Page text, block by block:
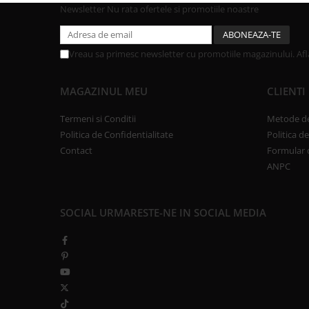
Newsletter Nu rata ofertele si promotiile noastre
Vreau sa primesc newsletter cu promotiile magazinului.
MAGAZINUL MEU
Termeni si Conditii
Politica de Confidentialitate
Contact
CLIENTI
Metode
Politica
Formular
ANPC
SOCIAL URMARESTE-NE IN SOCIAL MEDIA